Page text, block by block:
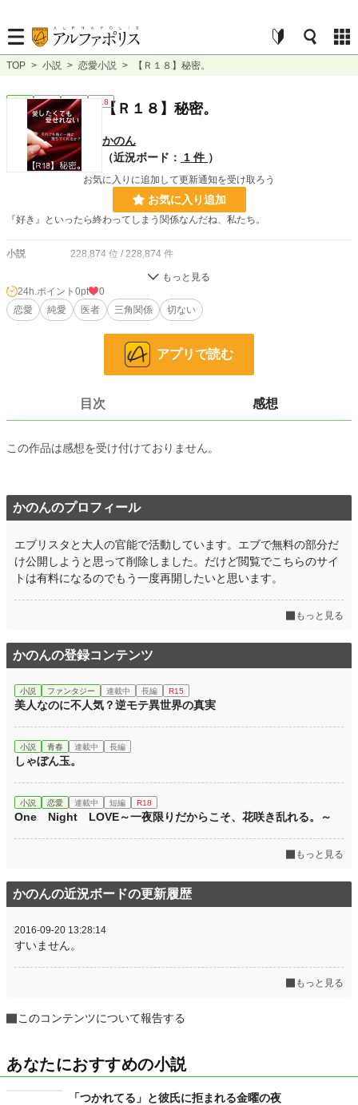
TOP > 小説 > 恋愛小説 > 【Ｒ１８】秘密。
恋愛 完結 長編 R18【Ｒ１８】秘密。
かのん
（近況ボード：
1 件 ）
お気に入りに追加して更新通知を受け取ろう
お気に入り追加
『好き』といったら終わってしまう関係なんだね、私たち。
小説 228,874 位 / 228,874 件
66,382 位 / 66,382 件
お気に入り 75
初回公開日時 2016.06.27 15:03
初回完結日時 2019.02.01 07:30
月間ポイント 182 pt (53,484 位)
累計ポイント 100,046 pt (30,439 位)
24h.ポイント 0pt
0
恋愛
純愛 医者 三角関係 切ない
アプリで読む
目次 感想
この作品は感想を受け付けておりません。
かのんのプロフィール
エブリスタと大人の官能で活動しています。エブで無料の部分だ
け公開しようと思って削除しました。だけど閲覧でこちらのサイ
トは有料になるのでもう一度再開したいと思います。
もっと見る
かのんの登録コンテンツ
小説 ファンタジー 連載中 長編 R15
美人なのに不人気？逆モテ異世界の真実
小説 青春 連載中 長編
しゃぼん玉。
小説 恋愛 連載中 短編 R18
One Night LOVE～一夜限りだからこそ、花咲き乱れる。～
もっと見る
かのんの近況ボードの更新履歴
2016-09-20 13:28:14
すいません。
もっと見る
このコンテンツについて報告する
あなたにおすすめの小説
「つかれてる」と彼氏に拒まれる金曜の夜